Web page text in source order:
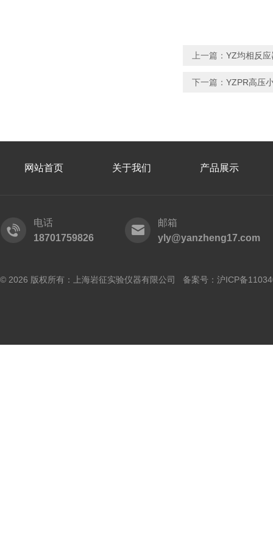
上一篇： YZ均相反
下一篇： YZPR高压
网站首页 关于我们 产品展示
电话
18701759826
邮箱
yly@yanzheng17.com
© 2026 版权所有：上海岩征实验仪器有限公司 备案号： 沪ICP备